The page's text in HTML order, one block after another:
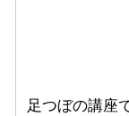
足つぼの講座